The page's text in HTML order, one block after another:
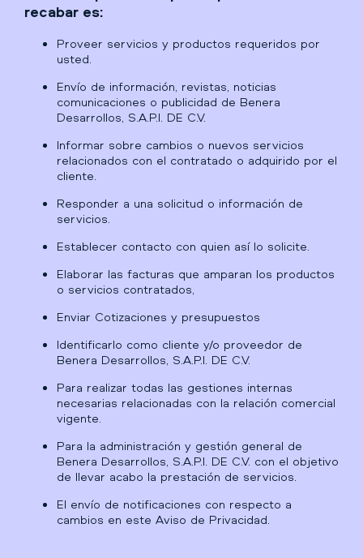
recabar es:
Proveer servicios y productos requeridos por
usted.
Envío de información, revistas, noticias
comunicaciones o publicidad de Benera
Desarrollos, S.A.P.I. DE C.V.
Informar sobre cambios o nuevos servicios
relacionados con el contratado o adquirido por el
cliente.
Responder a una solicitud o información de
servicios.
Establecer contacto con quien así lo solicite.
Elaborar las facturas que amparan los productos
o servicios contratados,
Enviar Cotizaciones y presupuestos
Identificarlo como cliente y/o proveedor de
Benera Desarrollos, S.A.P.I. DE C.V.
Para realizar todas las gestiones internas
necesarias relacionadas con la relación comercial
vigente.
Para la administración y gestión general de
Benera Desarrollos, S.A.P.I. DE C.V. con el objetivo
de llevar acabo la prestación de servicios.
El envío de notificaciones con respecto a
cambios en este Aviso de Privacidad.